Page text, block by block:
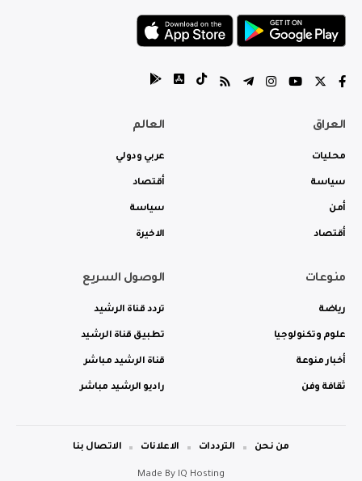
العراق
محليات
سياسة
أمن
أقتصاد
العالم
عربي ودولي
أقتصاد
سياسة
الاخيرة
منوعات
رياضة
علوم وتكنولوجيا
أخبار منوعة
ثقافة وفن
الوصول السريع
تردد قناة الرشيد
تطبيق قناة الرشيد
قناة الرشيد مباشر
راديو الرشيد مباشر
Made By IQ Hosting
من نحن الترددات الاعلانات الاتصال بنا